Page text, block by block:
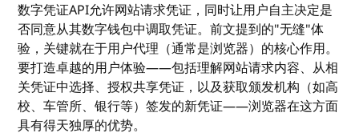
数字凭证API允许网站请求凭证，同时让用户自主决定是
否同意从其数字钱包中调取凭证。前文提到的"无缝"体
验，关键就在于用户代理（通常是浏览器）的核心作用。
要打造卓越的用户体验——包括理解网站请求内容、从相
关凭证中选择、授权共享凭证，以及获取颁发机构（如高
校、车管所、银行等）签发的新凭证——浏览器在这方面
具有得天独厚的优势。